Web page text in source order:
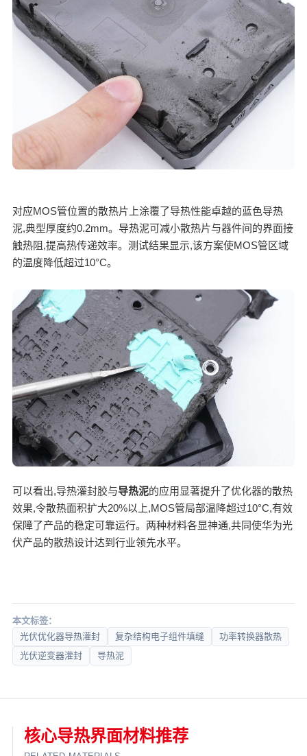
对应MOS管位置的散热片上涂覆了导热性能卓越的蓝色导热
泥,典型厚度约0.2mm。导热泥可减小散热片与器件间的界面接
触热阻,提高热传递效率。测试结果显示,该方案使MOS管区域
的温度降低超过10°C。
可以看出,导热灌封胶与导热泥的应用显著提升了优化器的散热
效果,令散热面积扩大20%以上,MOS管局部温降超过10°C,有效
保障了产品的稳定可靠运行。两种材料各显神通,共同使华为光
伏产品的散热设计达到行业领先水平。
本文标签：
光伏优化器导热灌封
复杂结构电子组件填缝
功率转换器散热
光伏逆变器灌封
导热泥
核心导热界面材料推荐